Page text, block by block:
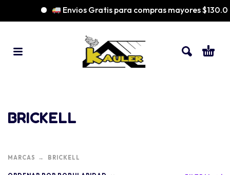
Envios Gratis para compras mayores
BRICKELL
MARCAS BRICKELL